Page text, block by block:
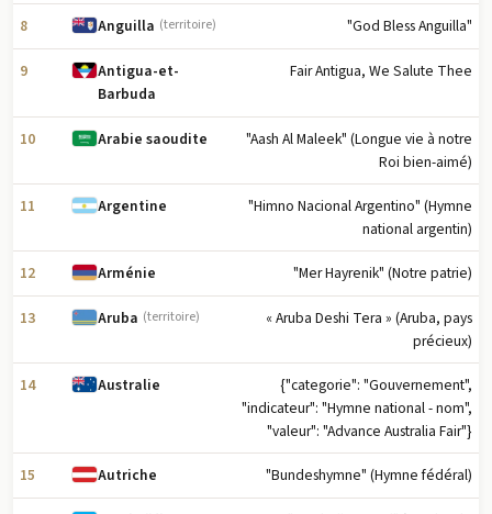
8 Anguilla (territoire) "God Bless Anguilla"
9
Antigua-et-
Barbuda
Fair Antigua, We Salute Thee
10 Arabie saoudite
"Aash Al Maleek" (Longue vie à notre
Roi bien-aimé)
11 Argentine
"Himno Nacional Argentino" (Hymne
national argentin)
12 Arménie "Mer Hayrenik" (Notre patrie)
13 Aruba (territoire)
« Aruba Deshi Tera » (Aruba, pays
précieux)
14 Australie
{"categorie": "Gouvernement",
"indicateur": "Hymne national - nom",
"valeur": "Advance Australia Fair"}
15 Autriche "Bundeshymne" (Hymne fédéral)